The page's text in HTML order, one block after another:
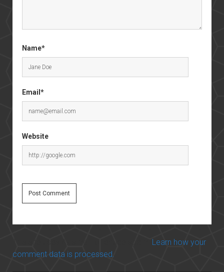
Name*
Email*
Website
Learn how your
comment data is processed.